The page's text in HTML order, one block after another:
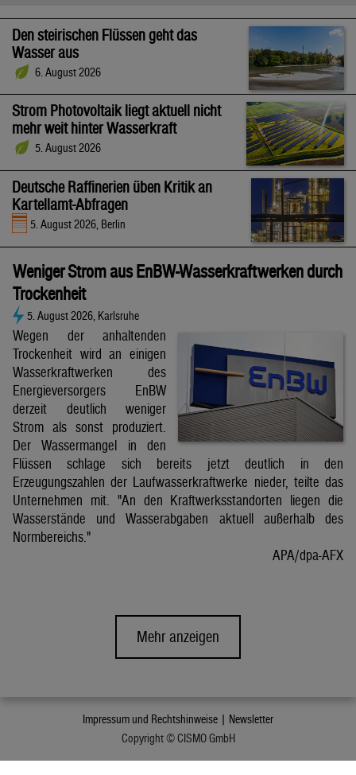
Den steirischen Flüssen geht das
Wasser aus
6. August 2026
Strom Photovoltaik liegt aktuell nicht
mehr weit hinter Wasserkraft
5. August 2026
Deutsche Raffinerien üben Kritik an
Kartellamt-Abfragen
5. August 2026, Berlin
Weniger Strom aus EnBW-Wasserkraftwerken durch
Trockenheit
5. August 2026, Karlsruhe
Wegen der anhaltenden
Trockenheit wird an einigen
Wasserkraftwerken des
Energieversorgers EnBW
derzeit deutlich weniger
Strom als sonst produziert.
Der Wassermangel in den
Flüssen schlage sich bereits jetzt deutlich in den
Erzeugungszahlen der Laufwasserkraftwerke nieder, teilte das
Unternehmen mit. "An den Kraftwerksstandorten liegen die
Wasserstände und Wasserabgaben aktuell außerhalb des
Normbereichs."
APA/dpa-AFX
Mehr anzeigen
Impressum und Rechtshinweise | Newsletter
Copyright © CISMO GmbH